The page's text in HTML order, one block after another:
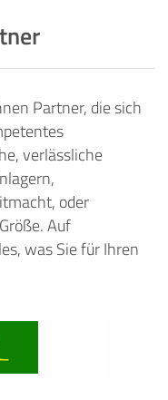
Partner, die sich
verlässliche
oder
Auf
was Sie für Ihren